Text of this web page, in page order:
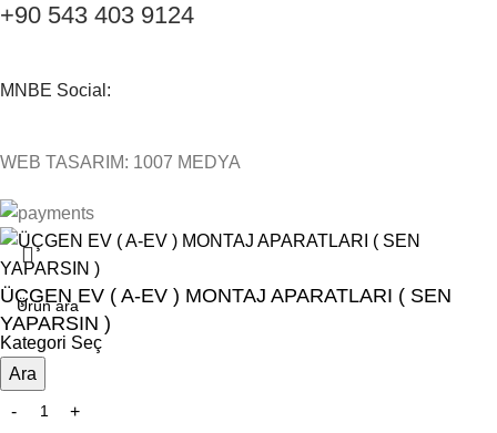
+90 543 403 9124
MNBE Social:
WEB TASARIM: 1007 MEDYA
Kategori Seç
Ara
ÜÇGEN EV ( A-EV ) MONTAJ APARATLARI ( SEN
YAPARSIN )
0,00₺